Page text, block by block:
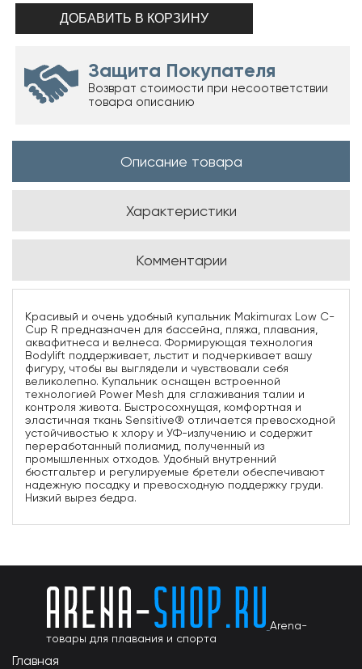
Защита Покупателя
Возврат стоимости при несоответствии
товара описанию
Описание товара
Характеристики
Комментарии
Красивый и очень удобный купальник Makimurax Low C-
Cup R предназначен для бассейна, пляжа, плавания,
аквафитнеса и велнеса. Формирующая технология
Bodylift поддерживает, льстит и подчеркивает вашу
фигуру, чтобы вы выглядели и чувствовали себя
великолепно. Купальник оснащен встроенной
технологией Power Mesh для сглаживания талии и
контроля живота. Быстросохнущая, комфортная и
эластичная ткань Sensitive® отличается превосходной
устойчивостью к хлору и УФ-излучению и содержит
переработанный полиамид, полученный из
промышленных отходов. Удобный внутренний
бюстгальтер и регулируемые бретели обеспечивают
надежную посадку и превосходную поддержку груди.
Низкий вырез бедра.
Arena-
товары для плавания и спорта
Главная